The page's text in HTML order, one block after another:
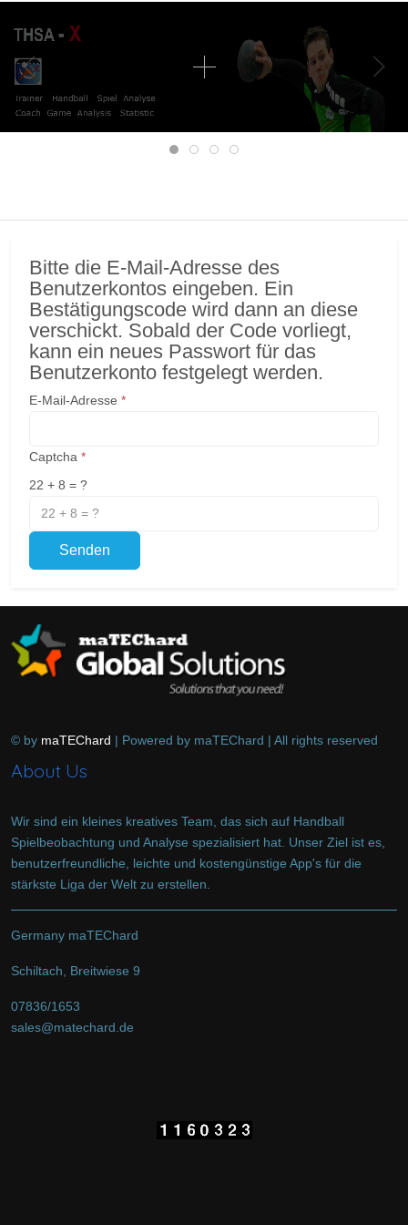
Bitte die E-Mail-Adresse des
Benutzerkontos eingeben. Ein
Bestätigungscode wird dann an diese
verschickt. Sobald der Code vorliegt,
kann ein neues Passwort für das
Benutzerkonto festgelegt werden.
E-Mail-Adresse *
Captcha *
22 + 8 = ?
Senden
© by maTEChard | Powered by maTEChard | All rights reserved
About Us
Wir sind ein kleines kreatives Team, das sich auf Handball
Spielbeobachtung und Analyse spezialisiert hat. Unser Ziel ist es,
benutzerfreundliche, leichte und kostengünstige App's für die
stärkste Liga der Welt zu erstellen.
Germany maTEChard
Schiltach, Breitwiese 9
07836/1653
sales@matechard.de